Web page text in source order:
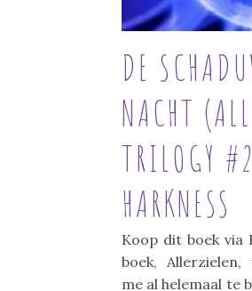
DE
NACHT
TRILOGY
HARKNESS
Koop dit boek via
boek,
me al helemaal te